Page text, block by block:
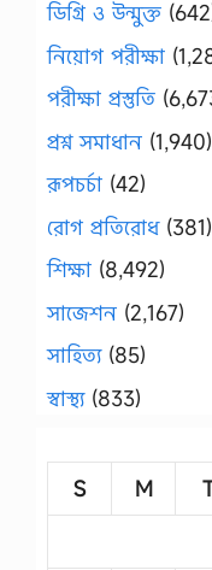
ডিগ্রি ও উন্মুক্ত
নিয়োগ পরীক্ষা
পরীক্ষা প্রস্তুতি
প্রশ্ন সমাধান (1,940)
রূপচর্চা (42)
রোগ প্রতিরোধ(381)
শিক্ষা (8,492)
সাজেশন (2,167)
সাহিত্য(85)
স্বাস্থ্য(833)
S
M